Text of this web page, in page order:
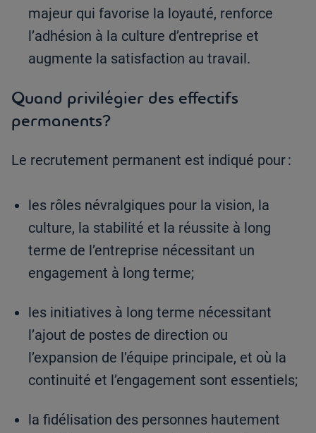
majeur qui favorise la loyauté, renforce
l’adhésion à la culture d’entreprise et
augmente la satisfaction au travail.
Quand privilégier des effectifs
permanents?
Le recrutement permanent est indiqué pour :
les rôles névralgiques pour la vision, la
culture, la stabilité et la réussite à long
terme de l’entreprise nécessitant un
engagement à long terme;
les initiatives à long terme nécessitant
l’ajout de postes de direction ou
l’expansion de l’équipe principale, et où la
continuité et l’engagement sont essentiels;
la fidélisation des personnes hautement